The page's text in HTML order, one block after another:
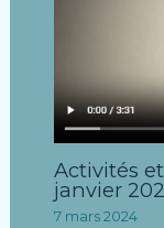
Activités
janvier
7 mars 2024